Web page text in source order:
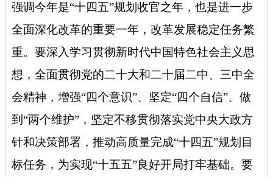
强调今年是“十四五”规划收官之年，也是进一步
全面深化改革的重要一年，改革发展稳定任务繁
重。要深入学习贯彻新时代中国特色社会主义思
想，全面贯彻党的二十大和二十届二中、三中全
会精神，增强“四个意识”、坚定“四个自信”、做
到“两个维护”，坚定不移贯彻落实党中央大政方
针和决策部署，推动高质量完成“十四五”规划目
标任务，为实现“十五五”良好开局打牢基础。要